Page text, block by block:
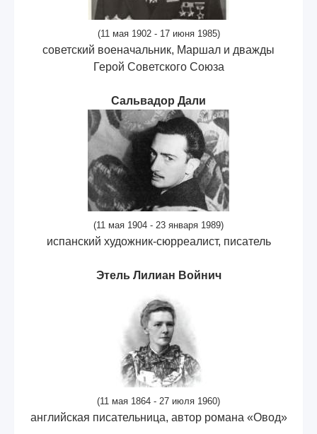
(11 мая 1902 - 17 июня 1985)
советский военачальник, Маршал и дважды
Герой Советского Союза
Сальвадор Дали
(11 мая 1904 - 23 января 1989)
испанский художник-сюрреалист, писатель
Этель Лилиан Войнич
(11 мая 1864 - 27 июля 1960)
английская писательница, автор романа «Овод»